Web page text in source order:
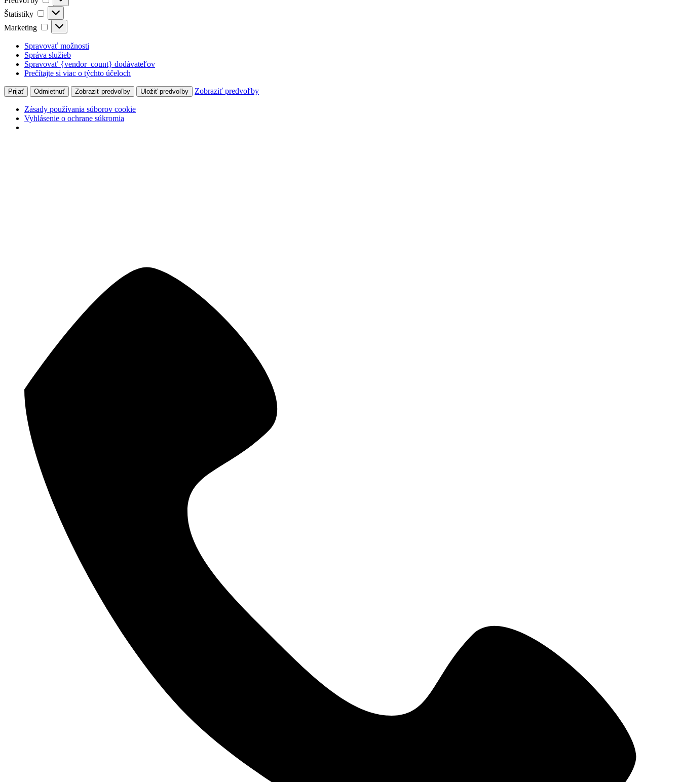
Štatistiky Štatistiky
Marketing Marketing
Spravovať možnosti
Správa služieb
Spravovať {vendor_count} dodávateľov
Prečítajte si viac o týchto účeloch
Prijať Odmietnuť Zobraziť predvoľby Uložiť predvoľby Zobraziť predvoľby
Zásady používania súborov cookie
Vyhlásenie o ochrane súkromia